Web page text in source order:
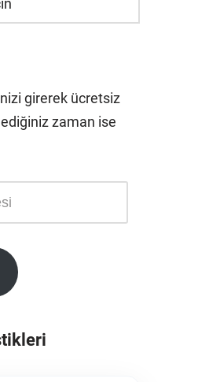
girerek ücretsiz
zaman ise